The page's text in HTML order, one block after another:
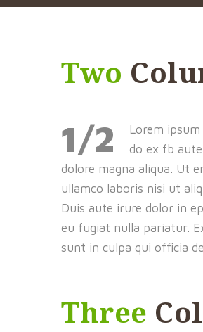
Two
1/2
Lorem
do ex fb
dolore magna aliqua. Ut
ullamco laboris nisi ut
Duis aute irure dolor in
eu fugiat nulla pariatur.
sunt in culpa qui officia
Three